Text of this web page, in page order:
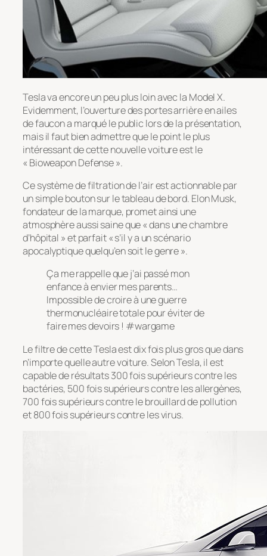
Tesla va encore un peu plus loin avec la Model X.
Evidemment, l’ouverture des portes arrière en ailes
de faucon a marqué le public lors de la présentation,
mais il faut bien admettre que le point le plus
intéressant de cette nouvelle voiture est le
« Bioweapon Defense ».
Ce système de filtration de l’air est actionnable par
un simple bouton sur le tableau de bord. Elon Musk,
fondateur de la marque, promet ainsi une
atmosphère aussi saine que « dans une chambre
d’hôpital » et parfait « s’il y a un scénario
apocalyptique quelqu’en soit le genre ».
Ça me rappelle que j’ai passé mon
enfance à envier mes parents…
Impossible de croire à une guerre
thermonucléaire totale pour éviter de
faire mes devoirs ! #wargame
Le filtre de cette Tesla est dix fois plus gros que dans
n’importe quelle autre voiture. Selon Tesla, il est
capable de résultats 300 fois supérieurs contre les
bactéries, 500 fois supérieurs contre les allergènes,
700 fois supérieurs contre le brouillard de pollution
et 800 fois supérieurs contre les virus.